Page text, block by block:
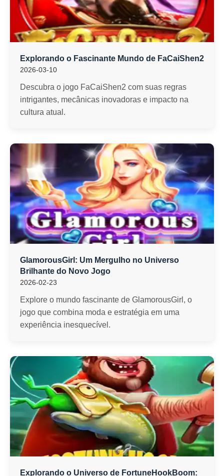
Explorando o Fascinante Mundo de FaCaiShen2
2026-03-10
Descubra o jogo FaCaiShen2 com suas regras
intrigantes, mecânicas inovadoras e impacto na
cultura atual.
GlamorousGirl: Um Mergulho no Universo
Brilhante do Novo Jogo
2026-02-23
Explore o mundo fascinante de GlamorousGirl, o
jogo que combina moda e estratégia em uma
experiência inesquecível.
Explorando o Universo de FortuneHookBoom: